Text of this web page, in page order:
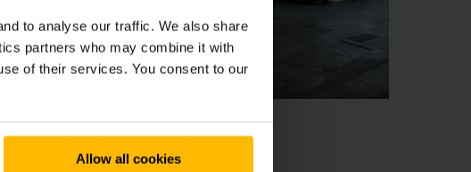
to analyse our traffic. We also share
partners who may combine it with
of their services. You consent to our
Allow all cookies